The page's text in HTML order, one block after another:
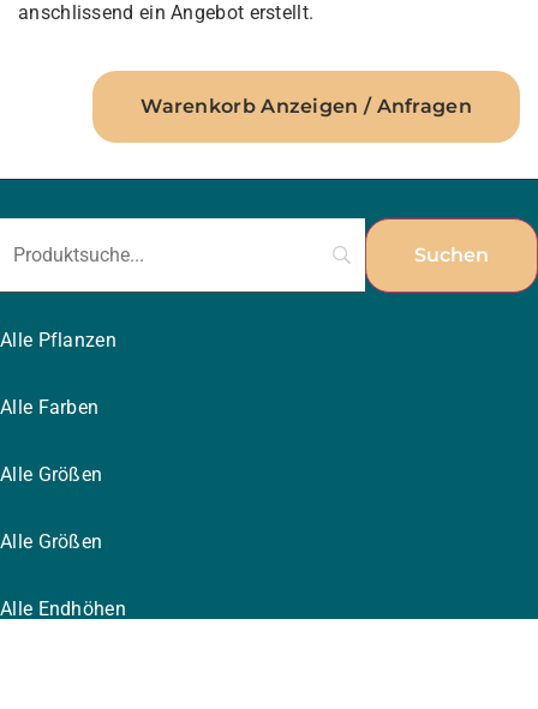
anschlissend ein Angebot erstellt.
Warenkorb Anzeigen / Anfragen
Alle Pflanzen
Alle Farben
Alle Größen
Alle Größen
Alle Endhöhen